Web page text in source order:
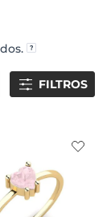
FILTROS